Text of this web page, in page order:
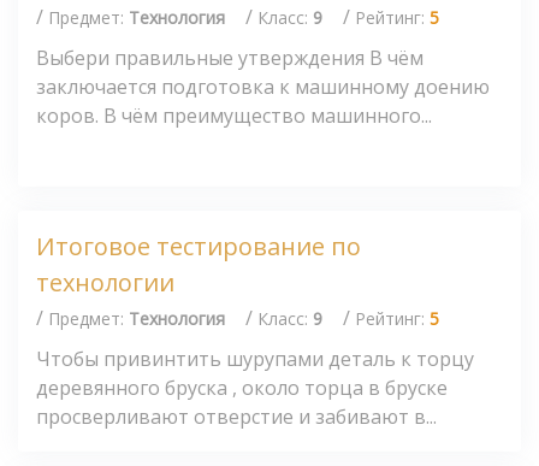
/ Предмет: Технология / Класс: 9 / Рейтинг: 5
Выбери правильные утверждения В чём
заключается подготовка к машинному доению
коров. В чём преимущество машинного...
Итоговое тестирование по
технологии
/ Предмет: Технология / Класс: 9 / Рейтинг: 5
Чтобы привинтить шурупами деталь к торцу
деревянного бруска , около торца в бруске
просверливают отверстие и забивают в...